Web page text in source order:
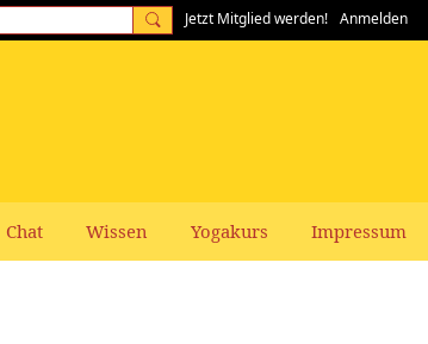
Jetzt Mitglied werden! Anmelden
Chat Wissen Yogakurs Impressum